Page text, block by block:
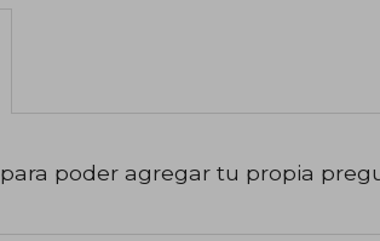
para poder agregar tu propia